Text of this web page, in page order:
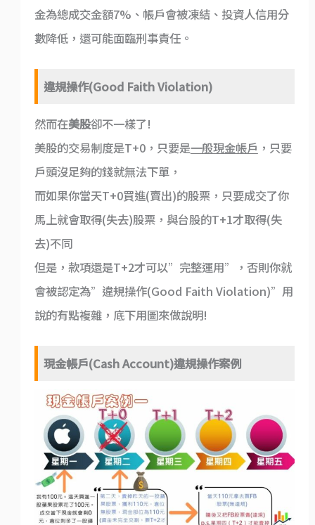
金為總成交金額7%、帳戶會被凍結、投資人信用分
數降低，還可能面臨刑事責任。
違規操作(Good Faith Violation)
然而在美股卻不一樣了!
美股的交易制度是T+0，只要是一般現金帳戶 ，只要
戶頭沒足夠的錢就無法下單，
而如果你當天T+0買進(賣出)的股票，只要成交了你
馬上就會取得(失去)股票，與台股的T+1才取得(失
去)不同
但是，款項還是T+2才可以”完整運用”，否則你就
會被認定為”違規操作(Good Faith Violation)”用
說的有點複雜，底下用圖來做說明!
現金帳戶(Cash Account)違規操作案例